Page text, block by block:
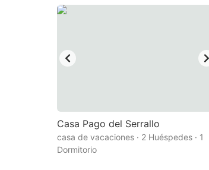
keyboard
shortcuts
Casa Pago del Serrallo
casa de vacaciones · 2 Huéspedes · 1
Dormitorio